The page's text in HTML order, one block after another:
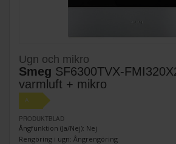
Ugn och mikro
Smeg SF6300TVX-
varmluft + mikro
A
PRODUKTBLAD
Ångfunktion (Ja/Nej): Nej
Rengöring i ugn: Ångrengöring